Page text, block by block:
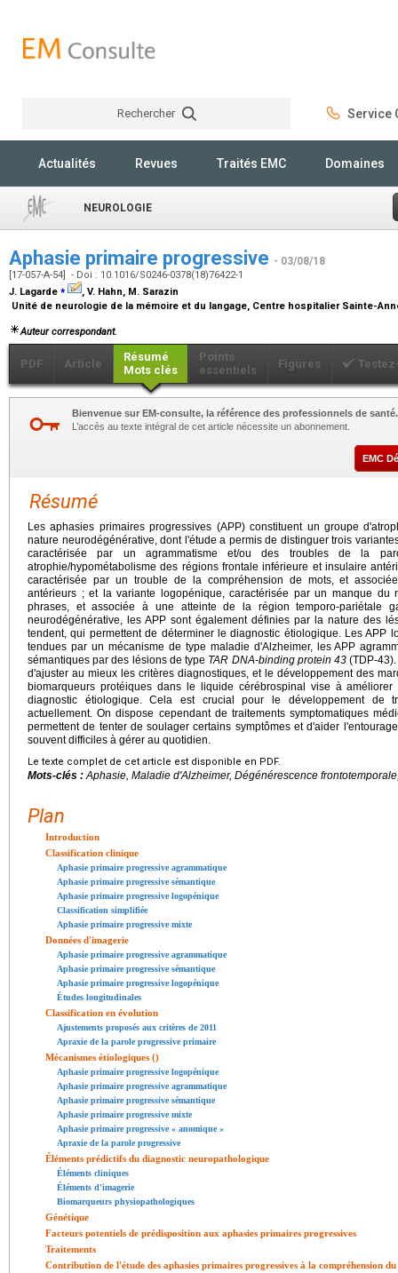
Rechercher Service
Actualités Revues Traités EMC Domaines
NEUROLOGIE
Aphasie primaire progressive - 03/08/18
[17-057-A-54] - Doi : 10.1016/S0246-0378(18)76422-1
J. Lagarde ⁎
, V. Hahn, M. Sarazin
Unité de neurologie de la mémoire et du langage, Centre hospitalier Sainte-
Auteur correspondant.
PDF Article
Résumé
Mots clés
Points
essentiels
Figures
Bienvenue sur EM-consulte, la référence des professionnels de santé.
L’accès au texte intégral de cet article nécessite un abonnement.
EMC
Résumé
Les aphasies primaires progressives (APP) constituent un groupe
nature neurodégénérative, dont l'étude a permis de distinguer trois
caractérisée par un agrammatisme et/ou des troubles de la
atrophie/hypométabolisme des régions frontale inférieure et insulaire
caractérisée par un trouble de la compréhension de mots, et
antérieurs ; et la variante logopénique, caractérisée par un manque
phrases, et associée à une atteinte de la région temporo-pariétale
neurodégénérative, les APP sont également définies par la nature des
tendent, qui permettent de déterminer le diagnostic étiologique. Les APP
tendues par un mécanisme de type maladie d'Alzheimer, les APP
sémantiques par des lésions de type TAR DNA-binding protein 43 (TDP-
d'ajuster au mieux les critères diagnostiques, et le développement des
biomarqueurs protéiques dans le liquide cérébrospinal vise à
diagnostic étiologique. Cela est crucial pour le développement de
actuellement. On dispose cependant de traitements symptomatiques
permettent de tenter de soulager certains symptômes et d'aider
souvent difficiles à gérer au quotidien.
Le texte complet de cet article est disponible en PDF.
Mots-clés :Aphasie, Maladie d'Alzheimer, Dégénérescence
Plan
Introduction
Classification clinique
Aphasie primaire progressive agrammatique
Aphasie primaire progressive sémantique
Aphasie primaire progressive logopénique
Classification simplifiée
Aphasie primaire progressive mixte
Données d'imagerie
Aphasie primaire progressive agrammatique
Aphasie primaire progressive sémantique
Aphasie primaire progressive logopénique
Études longitudinales
Classification en évolution
Ajustements proposés aux critères de 2011
Apraxie de la parole progressive primaire
Mécanismes étiologiques ()
Aphasie primaire progressive logopénique
Aphasie primaire progressive agrammatique
Aphasie primaire progressive sémantique
Aphasie primaire progressive mixte
Aphasie primaire progressive « anomique »
Apraxie de la parole progressive
Éléments prédictifs du diagnostic neuropathologique
Éléments cliniques
Éléments d'imagerie
Biomarqueurs physiopathologiques
Génétique
Facteurs potentiels de prédisposition aux aphasies primaires progressives
Traitements
Contribution de l'étude des aphasies primaires progressives à la compréhension